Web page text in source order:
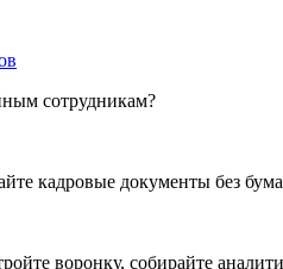
сотрудникам?
кадровые документы без
воронку, собирайте